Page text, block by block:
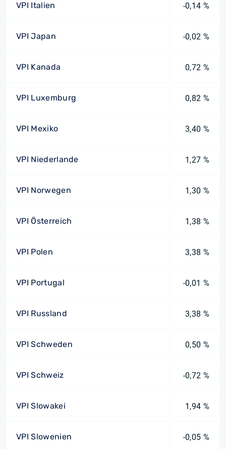
VPI Italien -0,14 %
VPI Japan -0,02 %
VPI Kanada 0,72 %
VPI Luxemburg 0,82 %
VPI Mexiko 3,40 %
VPI Niederlande 1,27 %
VPI Norwegen 1,30 %
VPI Österreich 1,38 %
VPI Polen 3,38 %
VPI Portugal -0,01 %
VPI Russland 3,38 %
VPI Schweden 0,50 %
VPI Schweiz -0,72 %
VPI Slowakei 1,94 %
VPI Slowenien -0,05 %